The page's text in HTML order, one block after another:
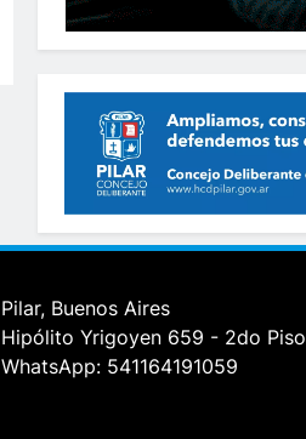
Pilar, Buenos Aires
Hipólito Yrigoyen 659 - 2do Piso
WhatsApp: 541164191059